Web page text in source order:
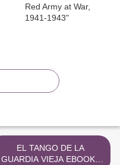
EL TANGO DE LA
GUARDIA VIEJA EBOOK |